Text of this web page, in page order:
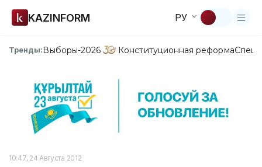
KAZINFORM РУ
Тренды:Выборы-2026 Конституционная реформа
10:47, 24 Августа 2012